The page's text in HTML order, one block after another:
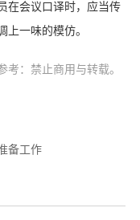
在会议口译时，应当传
一味的模仿。
：禁止商用与转载。
备工作